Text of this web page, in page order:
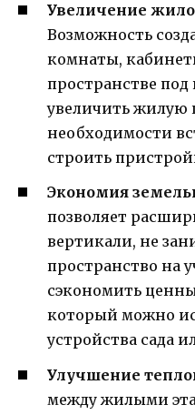
Увеличение
Возможность
комнаты,
пространстве
увеличить жилую
необходимости
строить
Экономия
позволяет
вертикали, не
пространство на
сэкономить
который можно
устройства сада
Улучшение
между жилыми